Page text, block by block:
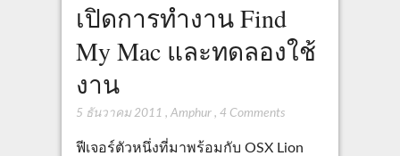
เปิดการทำงาน Find
My Mac และทดลองใช้
งาน
5 ธันวาคม 2011 , Amphur, 4 Comments
ฟีเจอร์ตัวหนึ่งที่มาพร้อมกับ OSX Lion